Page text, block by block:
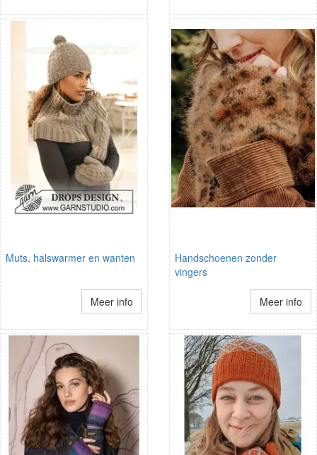
Muts, halswarmer en wanten
Meer info
Handschoenen zonder
vingers
Meer info